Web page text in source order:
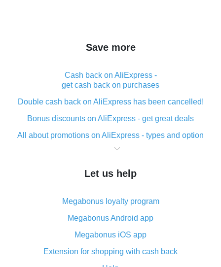
Save more
Cash back on AliExpress -
get cash back on purchases
Double cash back on AliExpress has been cancelled!
Bonus discounts on AliExpress - get great deals
All about promotions on AliExpress - types and option
What is cash back when making purchases on
The best place to download cash back for AliExpress
What is the AliExpress cash back plugin and what are
its advantages
Cash back from the AliExpress mobile app -
advantages of the plugin
Double cash back on AliExpress has been cancelled!
Let us help
Megabonus loyalty program
Megabonus Android app
Megabonus iOS app
Extension for shopping with cash back